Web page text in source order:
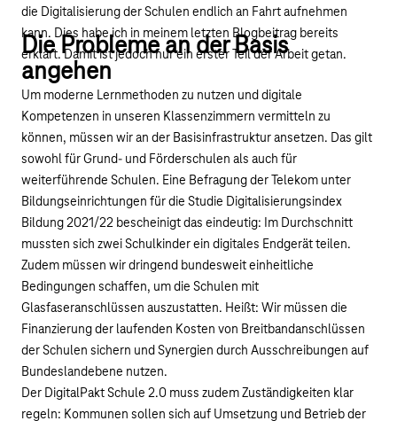
die Digitalisierung der Schulen endlich an Fahrt aufnehmen
kann. Dies habe ich in meinem letzten Blogbeitrag bereits
erklärt. Damit ist jedoch nur ein erster Teil der Arbeit getan.
Die Probleme an der Basis
angehen
Um moderne Lernmethoden zu nutzen und digitale
Kompetenzen in unseren Klassenzimmern vermitteln zu
können, müssen wir an der Basisinfrastruktur ansetzen. Das gilt
sowohl für Grund- und Förderschulen als auch für
weiterführende Schulen. Eine Befragung der Telekom unter
Bildungseinrichtungen für die Studie Digitalisierungsindex
Bildung 2021/22 bescheinigt das eindeutig: Im Durchschnitt
mussten sich zwei Schulkinder ein digitales Endgerät teilen.
Zudem müssen wir dringend bundesweit einheitliche
Bedingungen schaffen, um die Schulen mit
Glasfaseranschlüssen auszustatten. Heißt: Wir müssen die
Finanzierung der laufenden Kosten von Breitbandanschlüssen
der Schulen sichern und Synergien durch Ausschreibungen auf
Bundeslandebene nutzen.
Der DigitalPakt Schule 2.0 muss zudem Zuständigkeiten klar
regeln: Kommunen sollen sich auf Umsetzung und Betrieb der